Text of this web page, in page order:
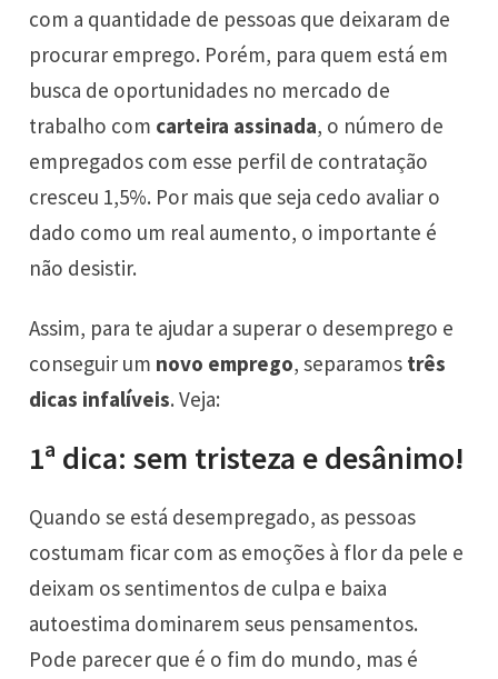
com a quantidade de pessoas que deixaram de
procurar emprego. Porém, para quem está em
busca de oportunidades no mercado de
trabalho com carteira assinada, o número de
empregados com esse perfil de contratação
cresceu 1,5%. Por mais que seja cedo avaliar o
dado como um real aumento, o importante é
não desistir.
Assim, para te ajudar a superar o desemprego e
conseguir um novo emprego, separamos três
dicas infalíveis. Veja:
1ª dica: sem tristeza e desânimo!
Quando se está desempregado, as pessoas
costumam ficar com as emoções à flor da pele e
deixam os sentimentos de culpa e baixa
autoestima dominarem seus pensamentos.
Pode parecer que é o fim do mundo, mas é